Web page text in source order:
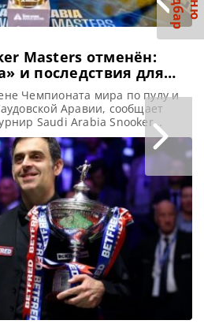
Masters отменён:
и последствия для
по снукеру
Чемпионата мира по пулу и
Аравии, сообщает
Saudi Arabia Snooker
года проводился в Саудовской
на то, что это решение может
оно ставит перед
Профессиональная